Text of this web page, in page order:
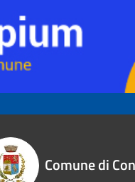
Comune di